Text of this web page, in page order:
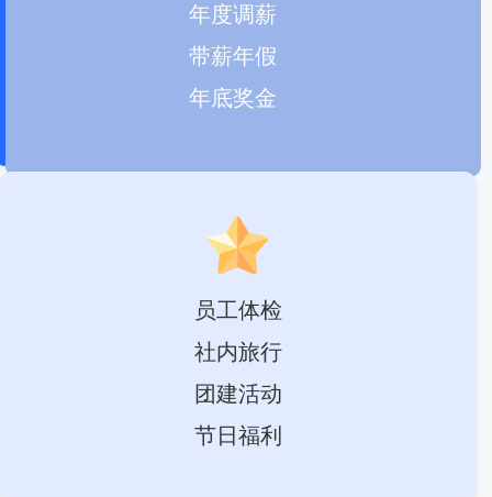
年度调薪
带薪年假
年底奖金
员工体检
社内旅行
团建活动
节日福利